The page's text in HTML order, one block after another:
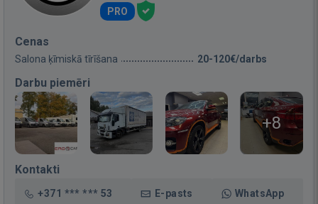
PRO
Cenas
Salona ķīmiskā tīrīšana 20-120€/darbs
Darbu piemēri
+8
Kontakti
+371 *** *** 53 E-pasts WhatsApp